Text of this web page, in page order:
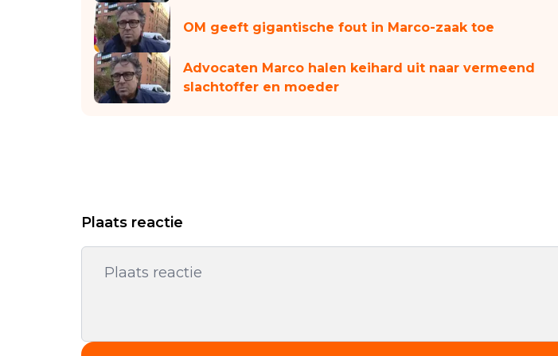
OM geeft gigantische fout in Marco-zaak toe
Advocaten Marco halen keihard uit naar vermeend
slachtoffer en moeder
Plaats reactie